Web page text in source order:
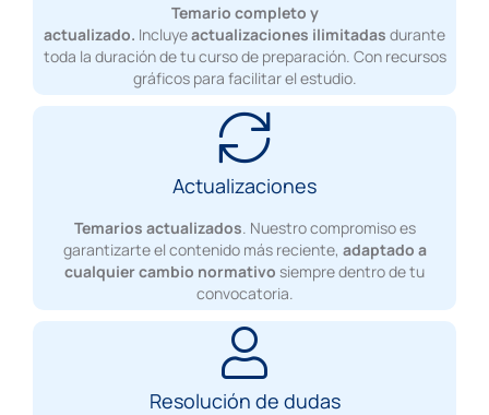
Temario completo y
actualizado. Incluyeactualizaciones ilimitadas durante
toda la duración de tu curso de preparación. Con recursos
gráficos para facilitar el estudio.
Actualizaciones
Temarios actualizados . Nuestro compromiso es
garantizarte el contenido más reciente, adaptado a
cualquier cambio normativo siempre dentro de tu
convocatoria.
Resolución de dudas